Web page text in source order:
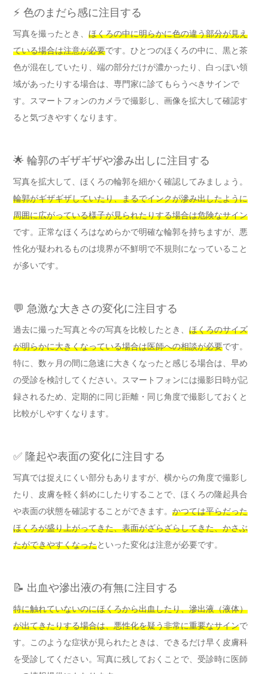
⚡ 色のまだら感に注目する
写真を撮ったとき、 ほくろの中に明らかに色の違う部分が見え
ている場合は注意が必要です。ひとつのほくろの中に、黒と茶
色が混在していたり、端の部分だけが濃かったり、白っぽい領
域があったりする場合は、専門家に診てもらうべきサインで
す。スマートフォンのカメラで撮影し、画像を拡大して確認す
ると気づきやすくなります。
🌟 輪郭のギザギザや滲み出しに注目する
写真を拡大して、ほくろの輪郭を細かく確認してみましょう。
輪郭がギザギザしていたり、まるでインクが滲み出したように
周囲に広がっている様子が見られたりする場合は危険なサイン
です。正常なほくろはなめらかで明確な輪郭を持ちますが、悪
性化が疑われるものは境界が不鮮明で不規則になっていること
が多いです。
💬 急激な大きさの変化に注目する
過去に撮った写真と今の写真を比較したとき、 ほくろのサイズ
が明らかに大きくなっている場合は医師への相談が必要です。
特に、数ヶ月の間に急速に大きくなったと感じる場合は、早め
の受診を検討してください。スマートフォンには撮影日時が記
録されるため、定期的に同じ距離・同じ角度で撮影しておくと
比較がしやすくなります。
✅ 隆起や表面の変化に注目する
写真では捉えにくい部分もありますが、横からの角度で撮影し
たり、皮膚を軽く斜めにしたりすることで、ほくろの隆起具合
や表面の状態を確認することができます。 かつては平らだった
ほくろが盛り上がってきた、表面がざらざらしてきた、かさぶ
たができやすくなったといった変化は注意が必要です。
📝 出血や滲出液の有無に注目する
特に触れていないのにほくろから出血したり、滲出液（液体）
が出てきたりする場合は、悪性化を疑う非常に重要なサインで
す。このような症状が見られたときは、できるだけ早く皮膚科
を受診してください。写真に残しておくことで、受診時に医師